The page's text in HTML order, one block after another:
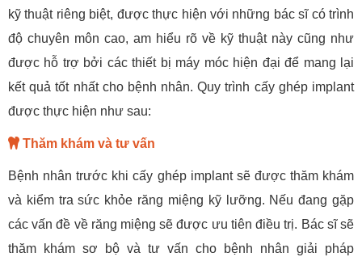
kỹ thuật riêng biệt, được thực hiện với những bác sĩ có trình
độ chuyên môn cao, am hiểu rõ về kỹ thuật này cũng như
được hỗ trợ bởi các thiết bị máy móc hiện đại để mang lại
kết quả tốt nhất cho bệnh nhân. Quy trình cấy ghép implant
được thực hiện như sau:
Thăm khám và tư vấn
Bệnh nhân trước khi cấy ghép implant sẽ được thăm khám
và kiểm tra sức khỏe răng miệng kỹ lưỡng. Nếu đang gặp
các vấn đề về răng miệng sẽ được ưu tiên điều trị. Bác sĩ sẽ
thăm khám sơ bộ và tư vấn cho bệnh nhân giải pháp